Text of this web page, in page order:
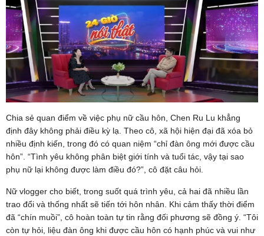
Chia sẻ quan điểm về việc phụ nữ cầu hôn, Chen Ru Lu khẳng
định đây không phải điều kỳ lạ. Theo cô, xã hội hiện đại đã xóa bỏ
nhiều định kiến, trong đó có quan niệm “chỉ đàn ông mới được cầu
hôn”. “Tình yêu không phân biệt giới tính và tuổi tác, vậy tại sao
phụ nữ lại không được làm điều đó?”, cô đặt câu hỏi.
Nữ vlogger cho biết, trong suốt quá trình yêu, cả hai đã nhiều lần
trao đổi và thống nhất sẽ tiến tới hôn nhân. Khi cảm thấy thời điểm
đã “chín muồi”, cô hoàn toàn tự tin rằng đối phương sẽ đồng ý. “Tôi
còn tự hỏi, liệu đàn ông khi được cầu hôn có hạnh phúc và vui như